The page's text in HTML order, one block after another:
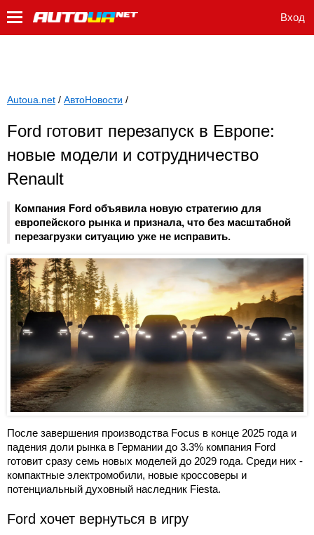
Вход
Autoua.net / АвтоНовости /
Ford готовит перезапуск в Европе:
новые модели и сотрудничество
Renault
Компания Ford объявила новую стратегию для
европейского рынка и признала, что без масштабной
перезагрузки ситуацию уже не исправить.
После завершения производства Focus в конце 2025 года и
падения доли рынка в Германии до 3.3% компания Ford
готовит сразу семь новых моделей до 2029 года. Среди них -
компактные электромобили, новые кроссоверы и
потенциальный духовный наследник Fiesta.
Ford хочет вернуться в игру